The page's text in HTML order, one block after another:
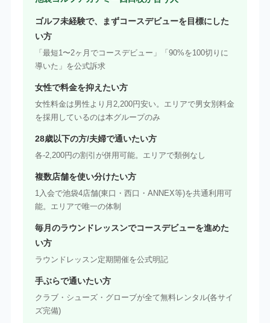
ゴルフ未経験で、まずコースデビューを目標にした
い方
「最短1〜2ヶ月でコースデビュー」「90%を100切りに
導いた」を公式訴求
女性で料金を抑えたい方
女性料金は男性より月2,200円安い。エリアで男女別料金
を採用しているのは本グループのみ
28歳以下の方/夫婦で通いたい方
各-2,200円の割引が併用可能。エリアで類例なし
複数店舗を使い分けたい方
1入会で池袋4店舗(東口・西口・ANNEX等)を共通利用可
能。エリアで唯一の体制
毎月のラウンドレッスンでコースデビューを進めた
い方
ラウンドレッスン定期開催を公式明記
手ぶらで通いたい方
クラブ・シューズ・グローブが全て無料レンタル(各サイ
ズ完備)